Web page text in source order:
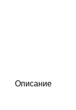
Описание